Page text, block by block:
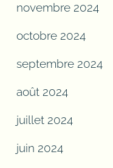
novembre 2024
octobre 2024
septembre 2024
août 2024
juillet 2024
juin 2024